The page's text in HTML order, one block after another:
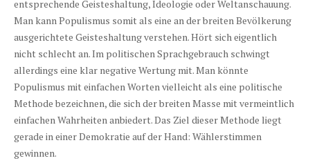
entsprechende Geisteshaltung, Ideologie oder Weltanschauung.
Man kann Populismus somit als eine an der breiten Bevölkerung
ausgerichtete Geisteshaltung verstehen. Hört sich eigentlich
nicht schlecht an. Im politischen Sprachgebrauch schwingt
allerdings eine klar negative Wertung mit. Man könnte
Populismus mit einfachen Worten vielleicht als eine politische
Methode bezeichnen, die sich der breiten Masse mit vermeintlich
einfachen Wahrheiten anbiedert. Das Ziel dieser Methode liegt
gerade in einer Demokratie auf der Hand: Wählerstimmen
gewinnen.